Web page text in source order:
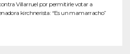
Villarruel por permitirle votar a
kirchnerista: “Es un mamarracho”